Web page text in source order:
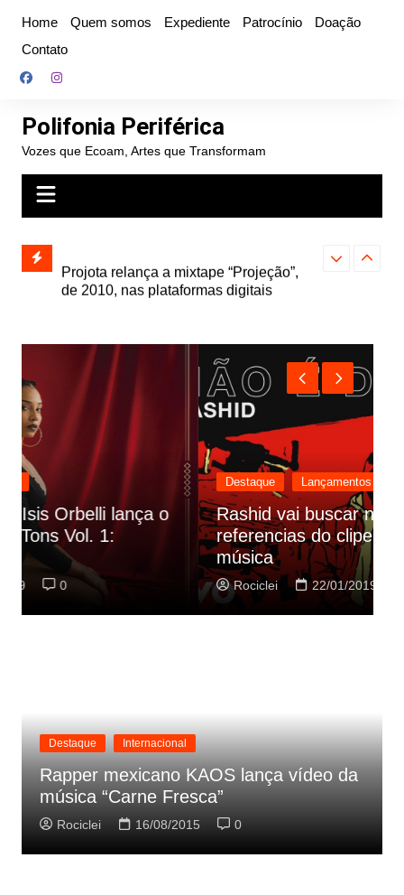
conteúdo
Home Quem somos Expediente Patrocínio
Doação
Contato
Polifonia Periférica
Vozes que Ecoam, Artes que Transformam
e abre
autoral,
de 2010, nas plataformas digitais
Farofa
Destaque Lançamentos
Rashid vai buscar nos HQs as
referencias do clipe de sua nova
música
Rociclei 22/01/2019 0
Destaque Internacional
Rapper mexicano KAOS lança vídeo da
música “Carne Fresca”
Rociclei 16/08/2015 0